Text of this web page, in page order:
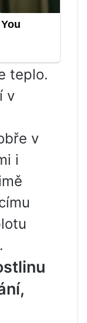
teplo.
v
v
i